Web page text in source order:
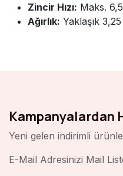
Zincir Hızı: Maks.
Ağırlık: Yaklaşık
Kampanyalardan
Yeni gelen indirimli
E-Mail Adresinizi Mail